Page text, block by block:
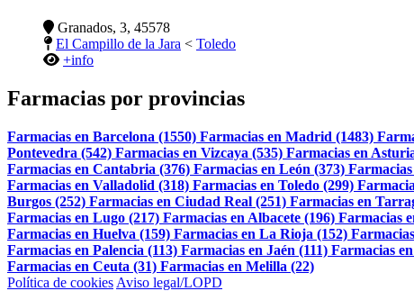
Granados, 3, 45578
El Campillo de la Jara < Toledo
+info
Farmacias por provincias
Farmacias en Barcelona (1550) Farmacias en Madrid (1483)
Pontevedra (542) Farmacias en Vizcaya (535) Farmacias en
Farmacias en Cantabria (376) Farmacias en León (373)
Farmacias en Valladolid (318) Farmacias en Toledo (299)
Burgos (252) Farmacias en Ciudad Real (251) Farmacias en
Farmacias en Lugo (217) Farmacias en Albacete (196) Farmacias
Farmacias en Huelva (159) Farmacias en La Rioja (152)
Farmacias en Palencia (113) Farmacias en Jaén (111) Farmacias
Farmacias en Ceuta (31) Farmacias en Melilla (22)
Política de cookies Aviso legal/LOPD